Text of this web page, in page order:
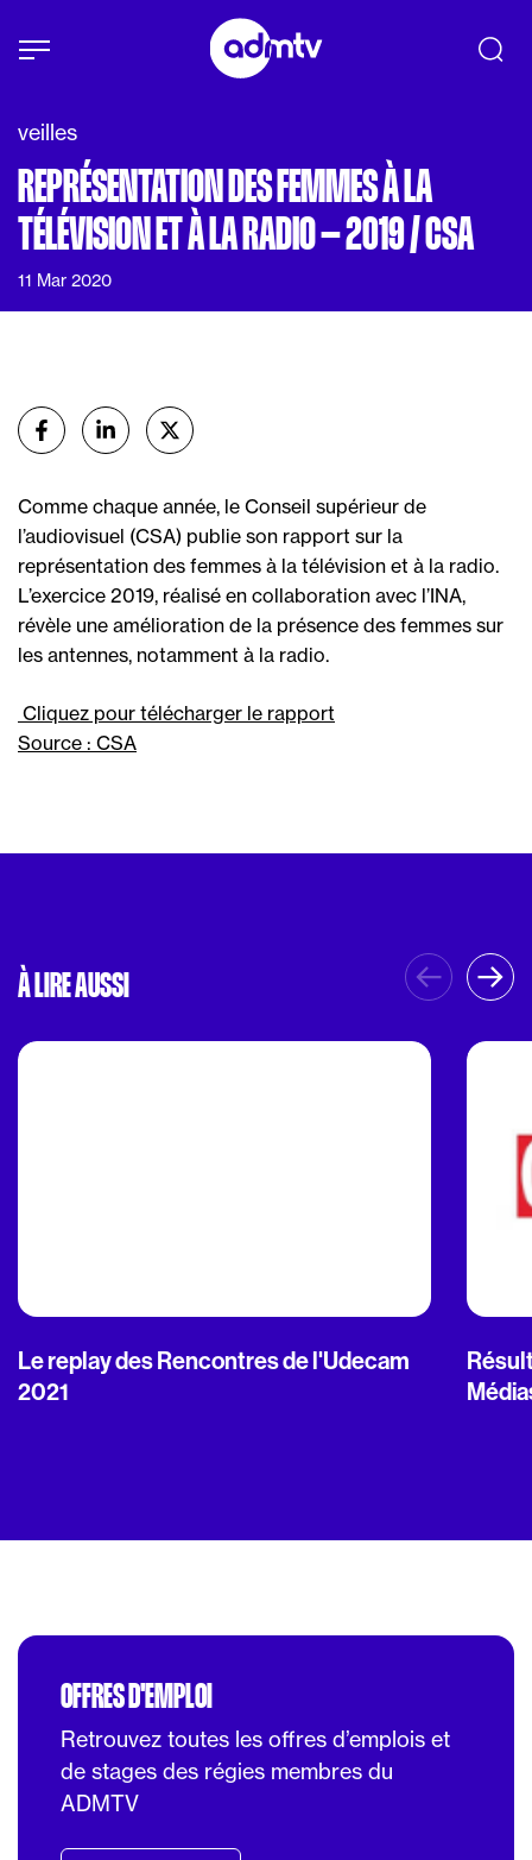
Aller au contenu principal
veilles
REPRÉSENTATION DES FEMMES À LA
TÉLÉVISION ET À LA RADIO – 2019 / CSA
11 Mar 2020
Partager
sur Facebook
sur Linkedinsur X (Twitter)
Comme chaque année, le Conseil supérieur de
l’audiovisuel (CSA) publie son rapport sur la
représentation des femmes à la télévision et à la radio.
L’exercice 2019, réalisé en collaboration avec l’INA,
révèle une amélioration de la présence des femmes sur
les antennes, notamment à la radio.
Cliquez pour télécharger le rapport
Source : CSA
À LIRE AUSSI
Le replay des Rencontres de l'Udecam
2021
OFFRES D'EMPLOI
Retrouvez toutes les offres d’emplois et
de stages des régies membres du
ADMTV
Panneau de gestion des cookies